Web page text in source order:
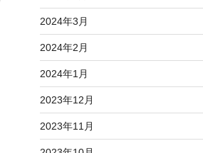
2024年3月
2024年2月
2024年1月
2023年12月
2023年11月